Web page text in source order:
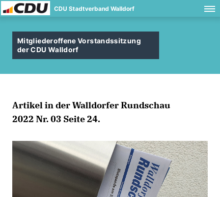
CDU Stadtverband Walldorf
Mitgliederoffene Vorstandssitzung
der CDU Walldorf
Artikel in der Walldorfer Rundschau
2022 Nr. 03 Seite 24.